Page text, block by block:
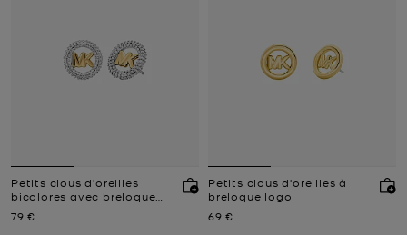
Petits clous d'oreilles
bicolores avec breloque
Prix actuel
79 €
Petits clous d'oreilles à
breloque logo
Prix actuel
69 €